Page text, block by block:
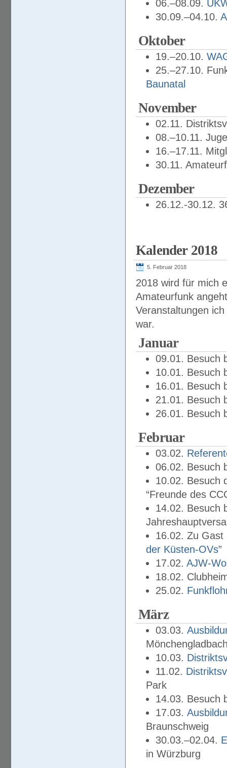
06.–08.09.
30.09.–04.10.
Oktober
19.–20.10.
25.–27.10.
Baunatal
November
02.11.
08.–10.11.
16.–17.11.
30.11.
Dezember
26.12.-30.12.
Kalender 2018
5. Februar 2018
2018 wird für mich
Amateurfunk
Veranstaltungen
war.
Januar
09.01. Besuch
10.01. Besuch
16.01. Besuch
21.01. Besuch
26.01. Besuch
Februar
03.02.
06.02. Besuch
10.02. Besuch
“Freunde des
14.02. Besuch
16.02. Zu Gast
der Küsten-OVs”
17.02. AJW-
18.02.
25.02.
März
03.03.
10.03.
11.02.
Park
14.03. Besuch
17.03.
Braunschweig
30.03.–02.04.
in Würzburg